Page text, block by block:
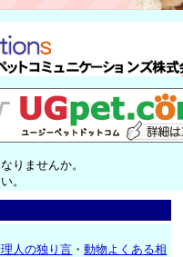
りませんか。
。
人の独り言 ・動物よくある相